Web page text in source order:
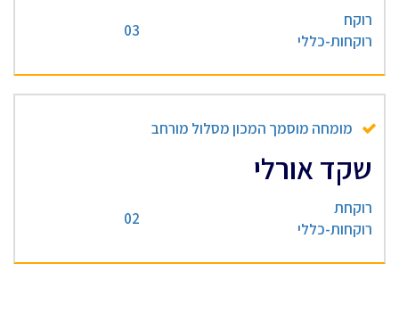
רוקח
רוקחות-כללי
03
מומחה מוסמך המכון מסלול מורחב
שקד אורלי
רוקחת
רוקחות-כללי
02